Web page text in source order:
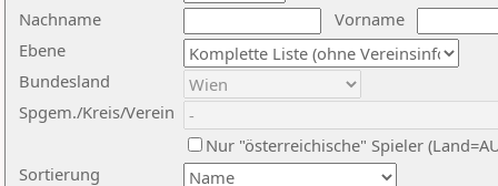
Nachname
Vorname
Ebene
Sortierung
Bundesland
Spgem./Kreis/Verein
Nur "österreichische" Spieler